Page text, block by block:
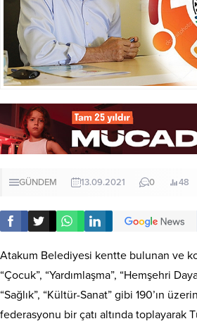
GÜNDEM 13.09.2021 0 48
Atakum Belediyesi kentte bulunan ve
“Çocuk”, “Yardımlaşma”, “Hemşehri
“Sağlık”, “Kültür-Sanat” gibi 190’ın
federasyonu bir çatı altında toplayarak